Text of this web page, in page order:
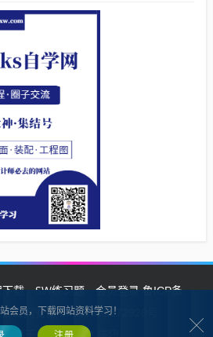
下载 SW练习题 会员登录鲁ICP备
公网安备 37132902372928号
会员，下载网站资料学习！